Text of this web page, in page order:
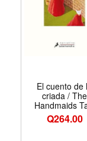
El cuento de
criada / The
Handmaids
(Spanish
Formato
Q264.00